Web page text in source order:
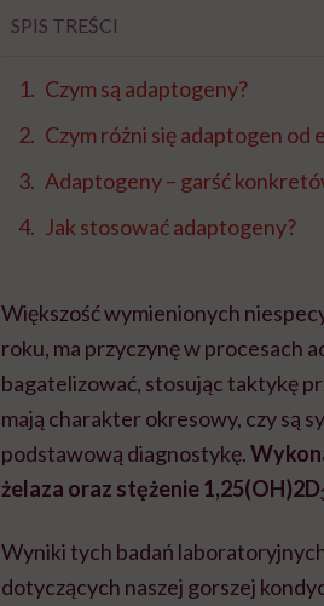
SPIS TREŚCI
Czym są adaptogeny?
Czym różni się adaptogen od
Adaptogeny – garść
Jak stosować adaptogeny?
Większość wymienionych
roku, ma przyczynę w procesach
bagatelizować, stosując taktykę
mają charakter okresowy, czy są
podstawową diagnostykę.
żelaza oraz stężenie 1,25(OH)2D
Wyniki tych badań
dotyczących naszej gorszej